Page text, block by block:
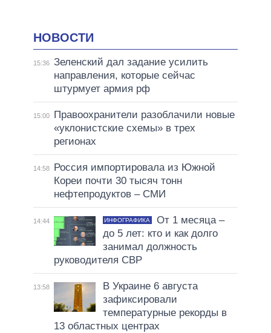
НОВОСТИ
15:36 Зеленский дал задание усилить
направления, которые сейчас
штурмует армия рф
15:00
Правоохранители разоблачили новые
«уклонистские схемы» в трех
регионах
14:58
Россия импортировала из Южной
Кореи почти 30 тысяч тонн
нефтепродуктов – СМИ
14:44 ИНФОГРАФИКА
От 1 месяца –
до 5 лет: кто и как долго
занимал должность
руководителя СВР
13:58
В Украине 6 августа
зафиксировали
температурные рекорды в
13 областных центрах